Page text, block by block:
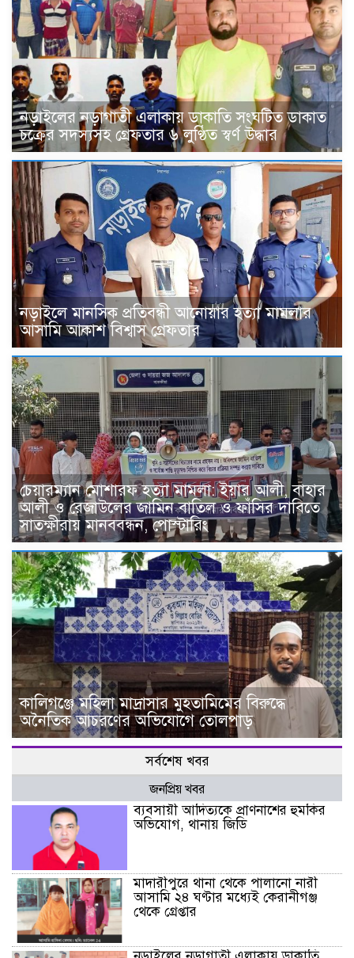
নড়াইলের নড়াগাতী এলাকায় ডাকাতি সংঘটিত ডাকাত
চক্রের সদস্যসহ গ্রেফতার ৬ লুণ্ঠিত স্বর্ণ উদ্ধার
নড়াইলে মানসিক প্রতিবন্ধী আনোয়ার হত্যা মামলার
আসামি আকাশ বিশ্বাস গ্রেফতার
চেয়ারম্যান মোশারফ হত্যা মামলা: ইয়ার আলী, বাহার
আলী ও রেজাউলের জামিন বাতিল ও ফাঁসির দাবিতে
সাতক্ষীরায় মানববন্ধন, পোস্টারিং
কালিগঞ্জে মহিলা মাদ্রাসার মুহতামিমের বিরুদ্ধে
অনৈতিক আচরণের অভিযোগে তোলপাড়
সর্বশেষ খবর
জনপ্রিয় খবর
ব্যবসায়ী আদিত্যকে প্রাণনাশের হুমকির
অভিযোগ, থানায় জিডি
মাদারীপুরে থানা থেকে পালানো নারী
আসামি ২৪ ঘণ্টার মধ্যেই কেরানীগঞ্জ
থেকে গ্রেপ্তার